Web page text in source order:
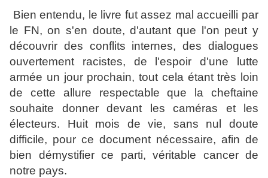
Bien entendu, le livre fut assez mal accueilli par
le FN, on s'en doute, d'autant que l'on peut y
découvrir des conflits internes, des dialogues
ouvertement racistes, de l'espoir d'une lutte
armée un jour prochain, tout cela étant très loin
de cette allure respectable que la cheftaine
souhaite donner devant les caméras et les
électeurs. Huit mois de vie, sans nul doute
difficile, pour ce document nécessaire, afin de
bien démystifier ce parti, véritable cancer de
notre pays.